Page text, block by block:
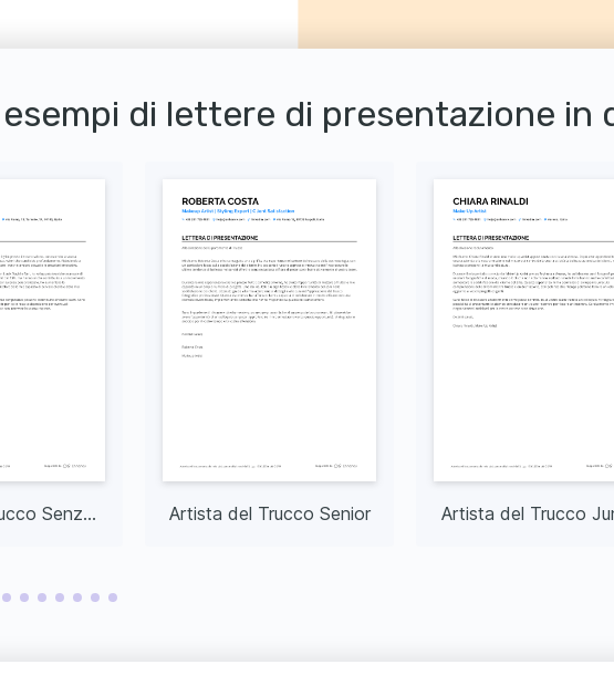
di lettere di presentazione in
Artista del Trucco Senza Esperienza Artista del Trucco Senior Artista del Trucco